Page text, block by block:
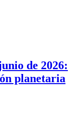
de 2026:
planetaria